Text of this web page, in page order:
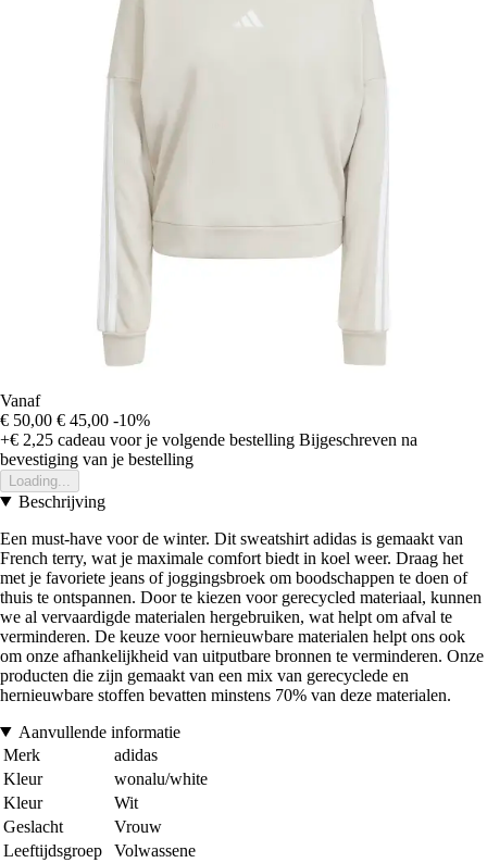
Vanaf
€ 50,00 € 45,00 -10%
+€ 2,25 cadeau voor je volgende bestelling Bijgeschreven na
bevestiging van je bestelling
Loading...
Beschrijving
Een must-have voor de winter. Dit sweatshirt adidas is gemaakt van
French terry, wat je maximale comfort biedt in koel weer. Draag het
met je favoriete jeans of joggingsbroek om boodschappen te doen of
thuis te ontspannen. Door te kiezen voor gerecycled materiaal, kunnen
we al vervaardigde materialen hergebruiken, wat helpt om afval te
verminderen. De keuze voor hernieuwbare materialen helpt ons ook
om onze afhankelijkheid van uitputbare bronnen te verminderen. Onze
producten die zijn gemaakt van een mix van gerecyclede en
hernieuwbare stoffen bevatten minstens 70% van deze materialen.
Aanvullende informatie
Merk
adidas
Kleur
wonalu/white
Kleur
Wit
Geslacht
Vrouw
Leeftijdsgroep
Volwassene